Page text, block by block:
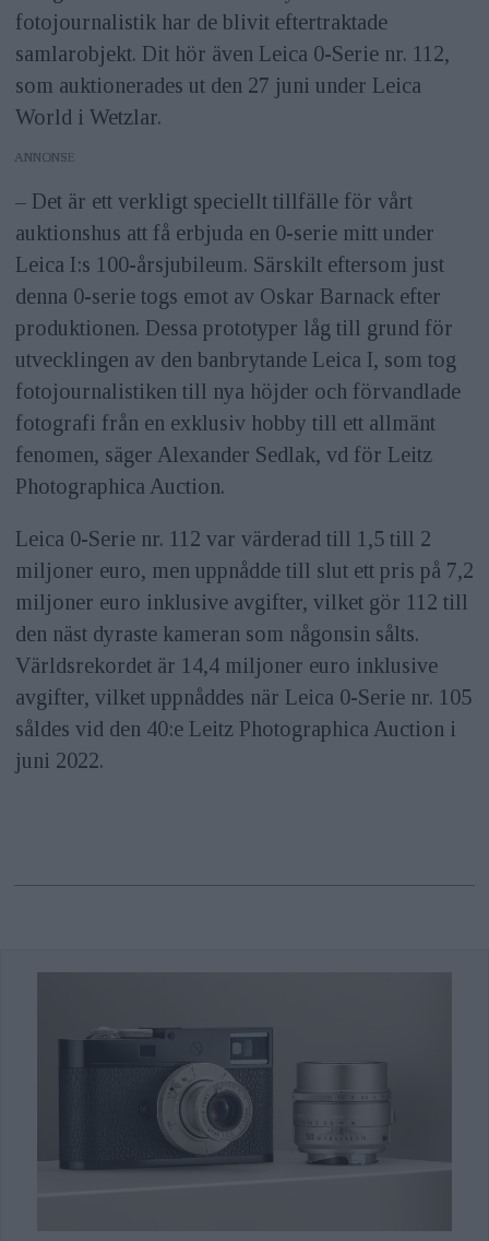
fotojournalistik har de blivit eftertraktade
samlarobjekt. Dit hör även Leica 0-Serie nr. 112,
som auktionerades ut den 27 juni under Leica
World i Wetzlar.
ANNONS
– Det är ett verkligt speciellt tillfälle för vårt
auktionshus att få erbjuda en 0-serie mitt under
Leica I:s 100-årsjubileum. Särskilt eftersom just
denna 0-serie togs emot av Oskar Barnack efter
produktionen. Dessa prototyper låg till grund för
utvecklingen av den banbrytande Leica I, som tog
fotojournalistiken till nya höjder och förvandlade
fotografi från en exklusiv hobby till ett allmänt
fenomen, säger Alexander Sedlak, vd för Leitz
Photographica Auction.
Leica 0-Serie nr. 112 var värderad till 1,5 till 2
miljoner euro, men uppnådde till slut ett pris på 7,2
miljoner euro inklusive avgifter, vilket gör 112 till
den näst dyraste kameran som någonsin sålts.
Världsrekordet är 14,4 miljoner euro inklusive
avgifter, vilket uppnåddes när Leica 0-Serie nr. 105
såldes vid den 40:e Leitz Photographica Auction i
juni 2022.